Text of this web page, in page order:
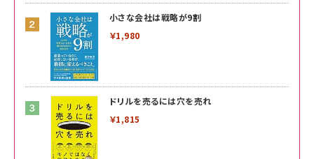
小さな会社は戦略が9割
￥1,980
ドリルを売るには穴を売れ
￥1,815